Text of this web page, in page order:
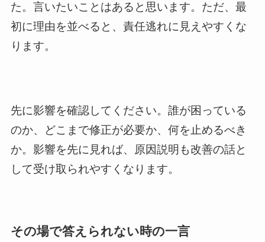
た。言いたいことはあると思います。ただ、最
初に理由を並べると、責任逃れに見えやすくな
ります。
先に影響を確認してください。誰が困っている
のか、どこまで修正が必要か、何を止めるべき
か。影響を先に見れば、原因説明も改善の話と
して受け取られやすくなります。
その場で答えられない時の一言